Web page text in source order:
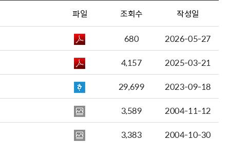
파일 조회수 작성일
680
2026-05-27
4,157
2025-03-21
29,699
2023-09-18
3,589
2004-11-12
3,383
2004-10-30